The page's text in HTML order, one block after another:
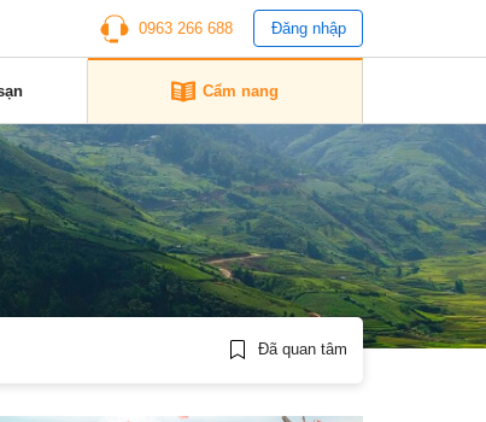
0963 266 688 Đăng nhập
Cẩm nang
Đã quan tâm